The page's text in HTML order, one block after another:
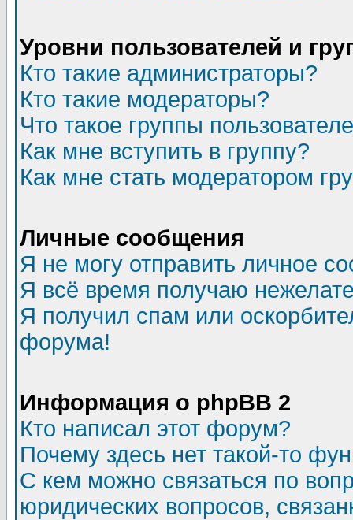
Уровни пользователей и
Кто такие администраторы?
Кто такие модераторы?
Что такое группы
Как мне вступить в группу?
Как мне стать модератором
Личные сообщения
Я не могу отправить личное
Я всё время получаю
Я получил спам или
форума!
Информация о phpBB 2
Кто написал этот форум?
Почему здесь нет такой-то
С кем можно связаться по
юридических вопросов,